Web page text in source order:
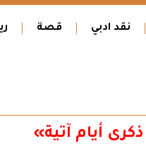
نقد ادبي قصة
أيام آتية»